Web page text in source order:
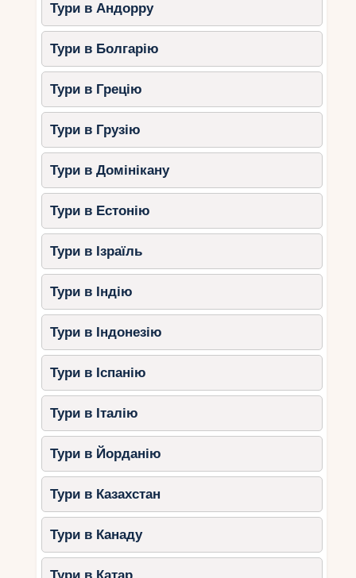
Тури в Андорру
Тури в Болгарію
Тури в Грецію
Тури в Грузію
Тури в Домінікану
Тури в Естонію
Тури в Ізраїль
Тури в Індію
Тури в Індонезію
Тури в Іспанію
Тури в Італію
Тури в Йорданію
Тури в Казахстан
Тури в Канаду